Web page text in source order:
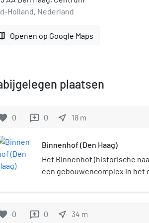
Holland, Nederland
Openen op Google Maps
plaatsen
0 reviews 0 near_me 18 m
Binnenhof (Den Haag)
Het Binnenhof (historische
een gebouwencomplex in het
en Nederlandse politiek. Hier
de Nederlandse
0 reviews 0 near_me 34 m